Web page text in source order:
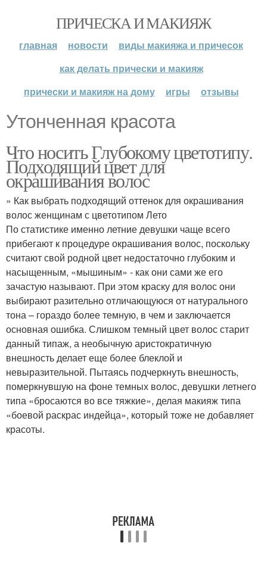
ПРИЧЕСКА И МАКИЯЖ
главная новости
виды макияжа и причесок
как делать прически и макияж
прически и макияж на дому
игры отзывы
Утонченная красота
Что носить Глубокому цветотипу.
Подходящий цвет для
окрашивания волос
» Как выбрать подходящий оттенок для окрашивания
волос женщинам с цветотипом Лето
По статистике именно летние девушки чаще всего
прибегают к процедуре окрашивания волос, поскольку
считают свой родной цвет недостаточно глубоким и
насыщенным, «мышиным» - как они сами же его
зачастую называют. При этом краску для волос они
выбирают разительно отличающуюся от натурального
тона – гораздо более темную, в чем и заключается
основная ошибка. Слишком темный цвет волос старит
данный типаж, а необычную аристократичную
внешность делает еще более блеклой и
невыразительной. Пытаясь подчеркнуть внешность,
померкнувшую на фоне темных волос, девушки летнего
типа «бросаются во все тяжкие», делая макияж типа
«боевой раскрас индейца», который тоже не добавляет
красоты.